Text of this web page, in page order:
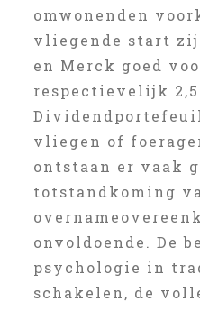
omwonenden
vliegende start
en Merck goed
respectievelijk 2,5
vliegen of
ontstaan er vaak
totstandkoming
onvoldoende. De
psychologie in
schakelen, de